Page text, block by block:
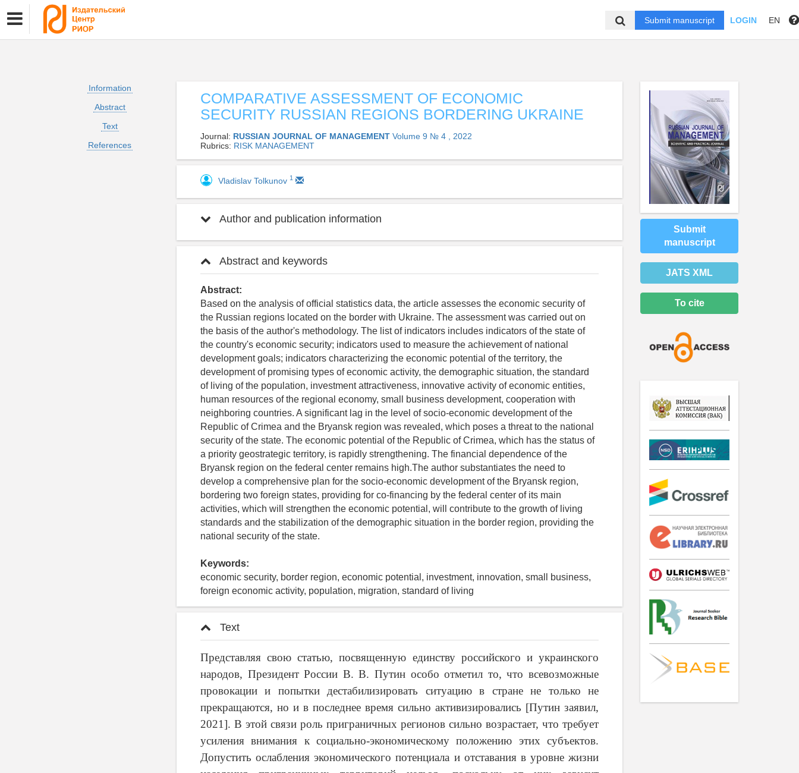
Submit manuscript LOGIN EN
Information
Abstract
Text
References
COMPARATIVE ASSESSMENT OF ECONOMIC
SECURITY RUSSIAN REGIONS BORDERING UKRAINE
Journal: RUSSIAN JOURNAL OF MANAGEMENT Volume 9 № 4 , 2022
Rubrics: RISK MANAGEMENT
Vladislav Tolkunov 1
Author and publication information
Abstract and keywords
Abstract:
Based on the analysis of official statistics data, the article assesses the economic security of
the Russian regions located on the border with Ukraine. The assessment was carried out on
the basis of the author's methodology. The list of indicators includes indicators of the state of
the country's economic security; indicators used to measure the achievement of national
development goals; indicators characterizing the economic potential of the territory, the
development of promising types of economic activity, the demographic situation, the standard
of living of the population, investment attractiveness, innovative activity of economic entities,
human resources of the regional economy, small business development, cooperation with
neighboring countries. A significant lag in the level of socio-economic development of the
Republic of Crimea and the Bryansk region was revealed, which poses a threat to the national
security of the state. The economic potential of the Republic of Crimea, which has the status of
a priority geostrategic territory, is rapidly strengthening. The financial dependence of the
Bryansk region on the federal center remains high.The author substantiates the need to
develop a comprehensive plan for the socio-economic development of the Bryansk region,
bordering two foreign states, providing for co-financing by the federal center of its main
activities, which will strengthen the economic potential, will contribute to the growth of living
standards and the stabilization of the demographic situation in the border region, providing the
national security of the state.
Keywords:
economic security, border region, economic potential, investment, innovation, small business,
foreign economic activity, population, migration, standard of living
Text
Представляя свою статью, посвященную единству российского и украинского
народов, Президент России В. В. Путин особо отметил то, что всевозможные
провокации и попытки дестабилизировать ситуацию в стране не только не
прекращаются, но и в последнее время сильно активизировались [Путин заявил,
2021]. В этой связи роль приграничных регионов сильно возрастает, что требует
усиления внимания к социально-экономическому положению этих субъектов.
Допустить ослабления экономического потенциала и отставания в уровне жизни
Submit
manuscript
JATS XML
To cite